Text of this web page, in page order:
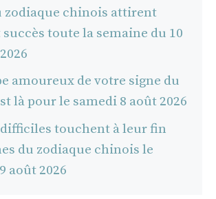
zodiaque chinois attirent
toute la semaine du 10
amoureux de votre signe du
là pour le samedi 8 août 2026
touchent à leur fin
du zodiaque chinois le
août 2026